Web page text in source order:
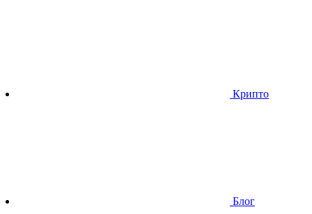
Крипто
Блог